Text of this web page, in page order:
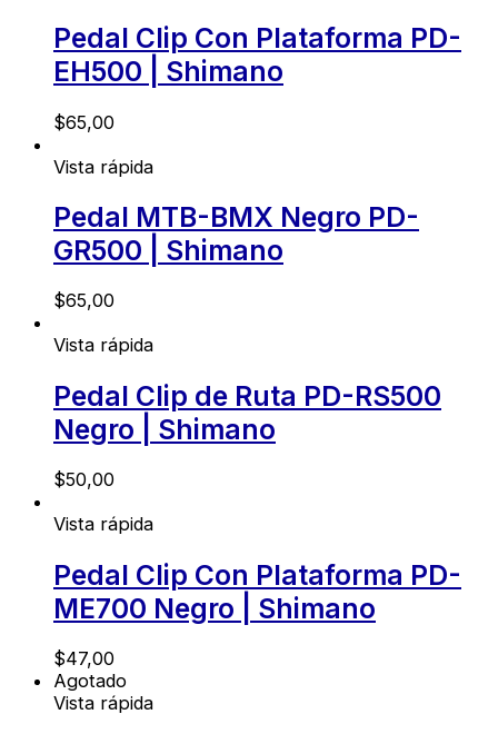
Pedal Clip Con Plataforma PD-
EH500 | Shimano
$65,00
Vista rápida
Pedal MTB-BMX Negro PD-
GR500 | Shimano
$65,00
Vista rápida
Pedal Clip de Ruta PD-RS500
Negro | Shimano
$50,00
Vista rápida
Pedal Clip Con Plataforma PD-
ME700 Negro | Shimano
$47,00
Agotado
Vista rápida